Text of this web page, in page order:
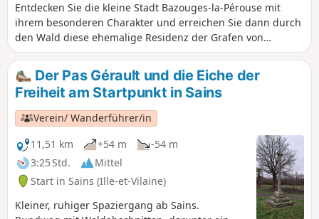
Entdecken Sie die kleine Stadt Bazouges-la-Pérouse mit
ihrem besonderen Charakter und erreichen Sie dann durch
den Wald diese ehemalige Residenz der Grafen von
Fougères, die heute als Gästehaus dient, und wandern Sie
schließlich entlang charmanter Bäche, die Ruhe und
Gelassenheit bieten.
Der Pas Gérault und die Eiche der
Freiheit am Startpunkt in Sains
Verein/ Wanderführer/in
11,51 km
+54 m
-54 m
3:25 Std.
Mittel
Start in Sains (Ille-et-Vilaine)
Kleiner, ruhiger Spaziergang ab Sains.